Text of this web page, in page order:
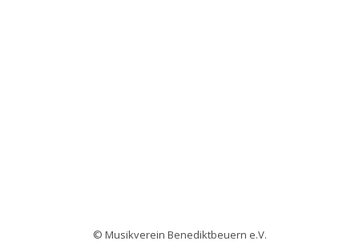
© Musikverein Benediktbeuern e.V.